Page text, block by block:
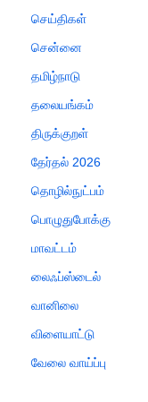
செய்திகள்
சென்னை
தமிழ்நாடு
தலையங்கம்
திருக்குறள்
தேர்தல் 2026
தொழில்நுட்பம்
பொழுதுபோக்கு
மாவட்டம்
லைஃப்ஸ்டைல்
வானிலை
விளையாட்டு
வேலை வாய்ப்பு